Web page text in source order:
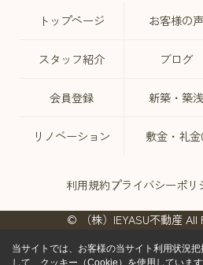
トップページ お客様の声
スタッフ紹介 ブログ
会員登録 新築・築浅
リノベーション 敷金・礼金
利用規約プライバシーポリ
© （株）IEYASU不動産 All
当サイトでは、お客様の当サイト利用状況
して、クッキー（Cookie）を使用しています